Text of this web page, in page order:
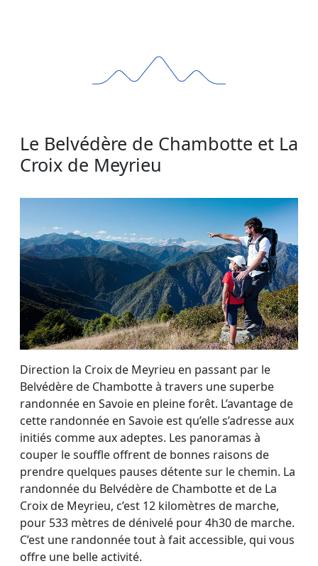
Le Belvédère de Chambotte et La
Croix de Meyrieu
Direction la Croix de Meyrieu en passant par le
Belvédère de Chambotte à travers une superbe
randonnée en Savoie en pleine forêt. L’avantage de
cette randonnée en Savoie est qu’elle s’adresse aux
initiés comme aux adeptes. Les panoramas à
couper le souffle offrent de bonnes raisons de
prendre quelques pauses détente sur le chemin. La
randonnée du Belvédère de Chambotte et de La
Croix de Meyrieu, c’est 12 kilomètres de marche,
pour 533 mètres de dénivelé pour 4h30 de marche.
C’est une randonnée tout à fait accessible, qui vous
offre une belle activité.